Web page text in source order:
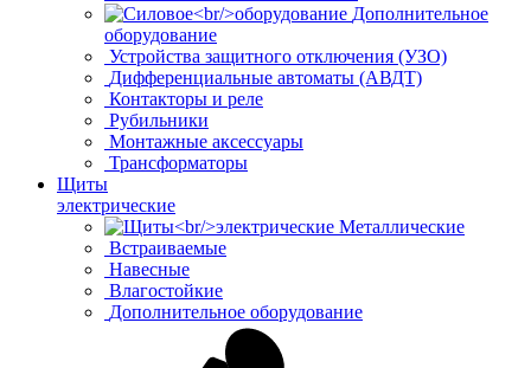
Дополнительное
оборудование
Устройства защитного отключения (УЗО)
Дифференциальные автоматы (АВДТ)
Контакторы и реле
Рубильники
Монтажные аксессуары
Трансформаторы
Щиты
электрические
Металлические
Встраиваемые
Навесные
Влагостойкие
Дополнительное оборудование